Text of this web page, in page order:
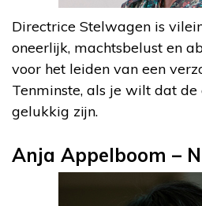
Directrice Stelwagen is
oneerlijk, machtsbelust en
voor het leiden van een
Tenminste, als je wilt dat
gelukkig zijn.
Anja Appelboom –